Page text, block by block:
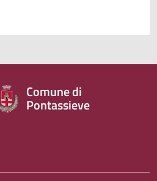
Comune di
Pontassieve